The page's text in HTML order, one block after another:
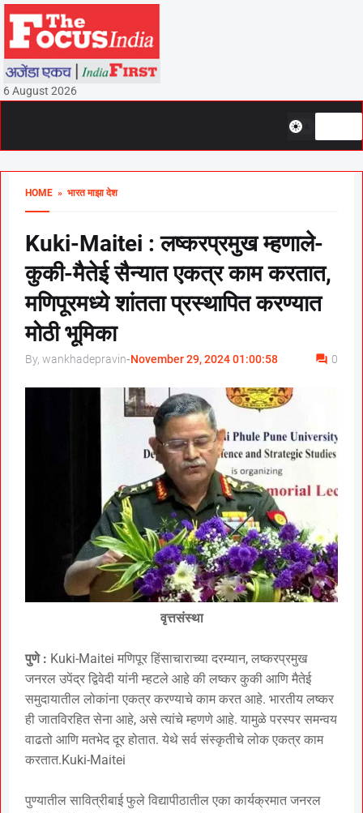
6 August 2026
HOME » भारत माझा देश
Kuki-Maitei : लष्करप्रमुख म्हणाले-
कुकी-मैतेई सैन्यात एकत्र काम करतात,
मणिपूरमध्ये शांतता प्रस्थापित करण्यात
मोठी भूमिका
By, wankhadepravin-November 29, 2024 01:00:58 0
वृत्तसंस्था
पुणे : Kuki-Maitei मणिपूर हिंसाचाराच्या दरम्यान, लष्करप्रमुख
जनरल उपेंद्र द्विवेदी यांनी म्हटले आहे की लष्कर कुकी आणि मैतेई
समुदायातील लोकांना एकत्र करण्याचे काम करत आहे. भारतीय लष्कर
ही जातविरहित सेना आहे, असे त्यांचे म्हणणे आहे. यामुळे परस्पर समन्वय
वाढतो आणि मतभेद दूर होतात. येथे सर्व संस्कृतीचे लोक एकत्र काम
करतात.Kuki-Maitei
पुण्यातील सावित्रीबाई फुले विद्यापीठातील एका कार्यक्रमात जनरल